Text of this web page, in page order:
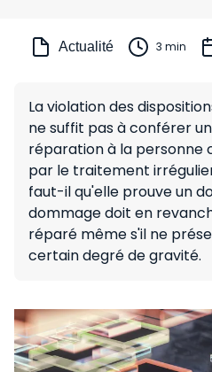
Actualité 3 min
La violation des
ne suffit pas à conférer
réparation à la personne
par le traitement
faut-il qu'elle prouve un
dommage doit en
réparé même s'il ne
certain degré de gravité.